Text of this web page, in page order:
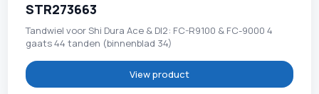
STR273663
Tandwiel voor Shi Dura Ace & DI2: FC-R9100 & FC-9000 4
gaats 44 tanden (binnenblad 34)
View product